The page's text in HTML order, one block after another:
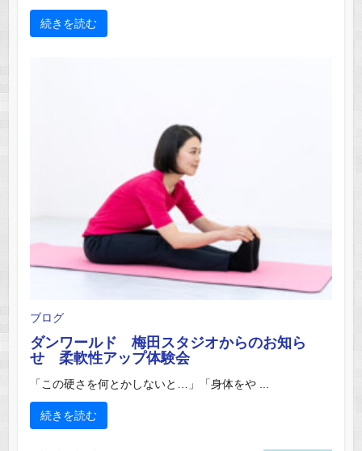
続きを読む
ブログ
ダンワールド 梅田スタジオからのお知ら
せ 柔軟性アップ体験会
「この硬さを何とかしないと…」「身体をや ...
続きを読む